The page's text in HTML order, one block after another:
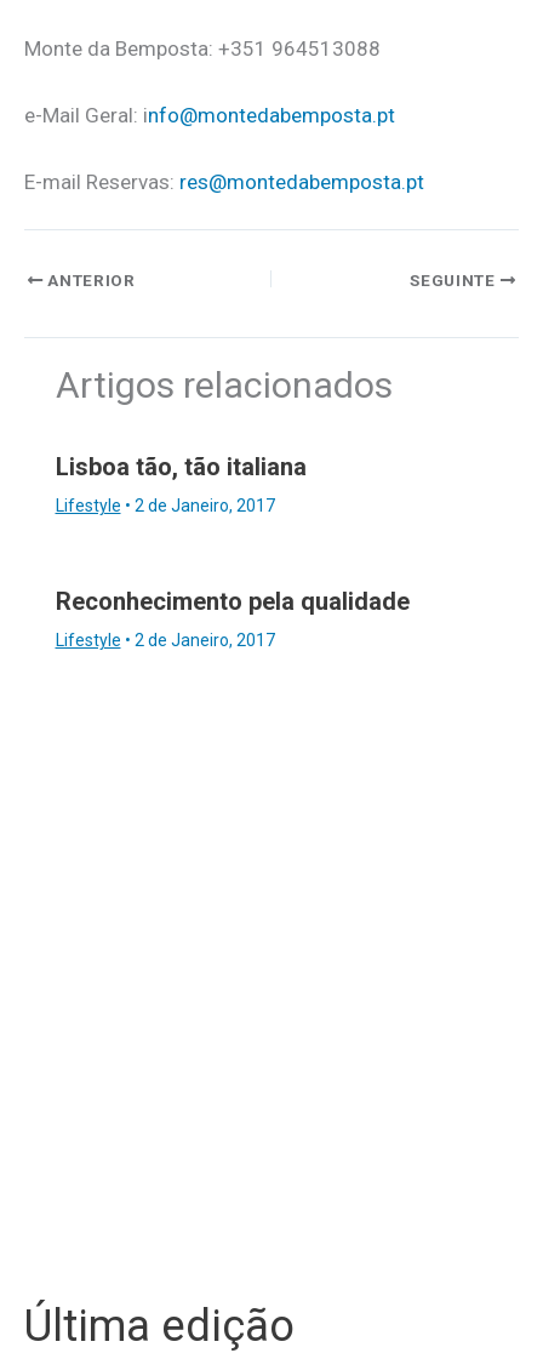
Monte da Bemposta: +351 964513088
e-Mail Geral: info@montedabemposta.pt
E-mail Reservas: res@montedabemposta.pt
ANTERIOR SEGUINTE
Artigos relacionados
Lisboa tão, tão italiana
Lifestyle • 2 de Janeiro, 2017
Reconhecimento pela qualidade
Lifestyle • 2 de Janeiro, 2017
Última edição